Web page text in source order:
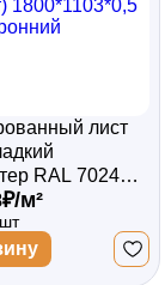
лист
RAL 7024
асфальт)
м²